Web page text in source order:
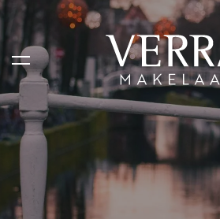
AANBOD
Te koop